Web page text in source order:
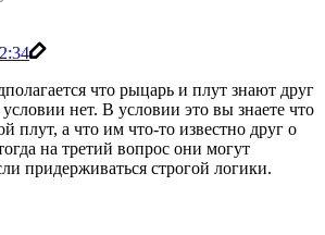
что рыцарь и плут знают друг
условии нет. В условии это вы знаете что
плут, а что им что-то известно друг о
на третий вопрос они могут
придерживаться строгой логики.